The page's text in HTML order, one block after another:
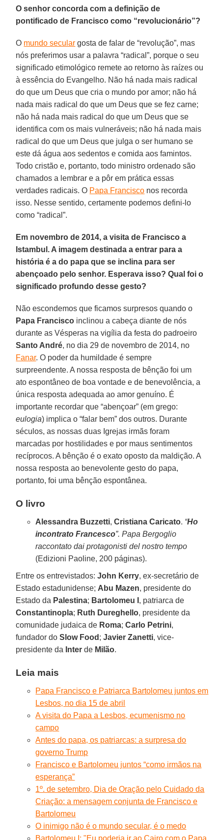
O senhor concorda com a definição de
pontificado de Francisco como “revolucionário”?
O mundo secular gosta de falar de “revolução”, mas
nós preferimos usar a palavra “radical”, porque o seu
significado etimológico remete ao retorno às raízes ou
à essência do Evangelho. Não há nada mais radical
do que um Deus que cria o mundo por amor; não há
nada mais radical do que um Deus que se fez carne;
não há nada mais radical do que um Deus que se
identifica com os mais vulneráveis; não há nada mais
radical do que um Deus que julga o ser humano se
este dá água aos sedentos e comida aos famintos.
Todo cristão e, portanto, todo ministro ordenado são
chamados a lembrar e a pôr em prática essas
verdades radicais. O Papa Francisco nos recorda
isso. Nesse sentido, certamente podemos defini-lo
como “radical”.
Em novembro de 2014, a visita de Francisco a
Istambul. A imagem destinada a entrar para a
história é a do papa que se inclina para ser
abençoado pelo senhor. Esperava isso? Qual foi o
significado profundo desse gesto?
Não escondemos que ficamos surpresos quando o
Papa Francisco inclinou a cabeça diante de nós
durante as Vésperas na vigília da festa do padroeiro
Santo André, no dia 29 de novembro de 2014, no
Fanar. O poder da humildade é sempre
surpreendente. A nossa resposta de bênção foi um
ato espontâneo de boa vontade e de benevolência, a
única resposta adequada ao amor genuíno. É
importante recordar que “abençoar” (em grego:
eulogia) implica o “falar bem” dos outros. Durante
séculos, as nossas duas Igrejas irmãs foram
marcadas por hostilidades e por maus sentimentos
recíprocos. A bênção é o exato oposto da maldição. A
nossa resposta ao benevolente gesto do papa,
portanto, foi uma bênção espontânea.
O livro
Alessandra Buzzetti,Cristiana Caricato. “Ho
incontrato Francesco”. Papa Bergoglio
raccontato dai protagonisti del nostro tempo
(Edizioni Paoline, 200 páginas).
Entre os entrevistados:John Kerry, ex-secretário de
Estado estadunidense; Abu Mazen, presidente do
Estado da Palestina; Bartolomeu I , patriarca de
Constantinopla; Ruth Dureghello, presidente da
comunidade judaica de Roma;Carlo Petrini,
fundador doSlow Food ;Javier Zanetti, vice-
presidente da Inter de Milão.
Leia mais
Papa Francisco e Patriarca Bartolomeu juntos em
Lesbos, no dia 15 de abril
A visita do Papa a Lesbos, ecumenismo no
campo
Antes do papa, os patriarcas: a surpresa do
governo Trump
Francisco e Bartolomeu juntos “como irmãos na
esperança”
1º. de setembro, Dia de Oração pelo Cuidado da
Criação: a mensagem conjunta de Francisco e
Bartolomeu
O inimigo não é o mundo secular, é o medo
Bartolomeu I: "Eu poderia ir ao Cairo com o Papa